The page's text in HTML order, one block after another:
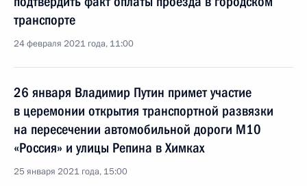
транспорте
24 февраля 2021 года, 11:00
26 января Владимир Путин примет участие
в церемонии открытия транспортной развязки
на пересечении автомобильной дороги М10
«Россия» и улицы Репина в Химках
25 января 2021 года, 15:00